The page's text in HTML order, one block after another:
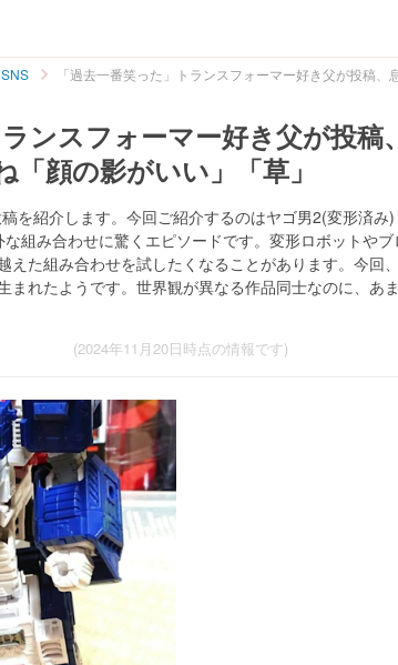
「過去一番笑った」トランスフォーマー好き父が投稿
ランスフォーマー好き父が投稿
顔の影がいい」「草」
を紹介します。今回ご紹介するのはヤゴ男2(変形済み)
組み合わせに驚くエピソードです。変形ロボットやブ
えた組み合わせを試したくなることがあります。今回
まれたようです。世界観が異なる作品同士なのに、あ
(2024年11月20日時点の情報です)